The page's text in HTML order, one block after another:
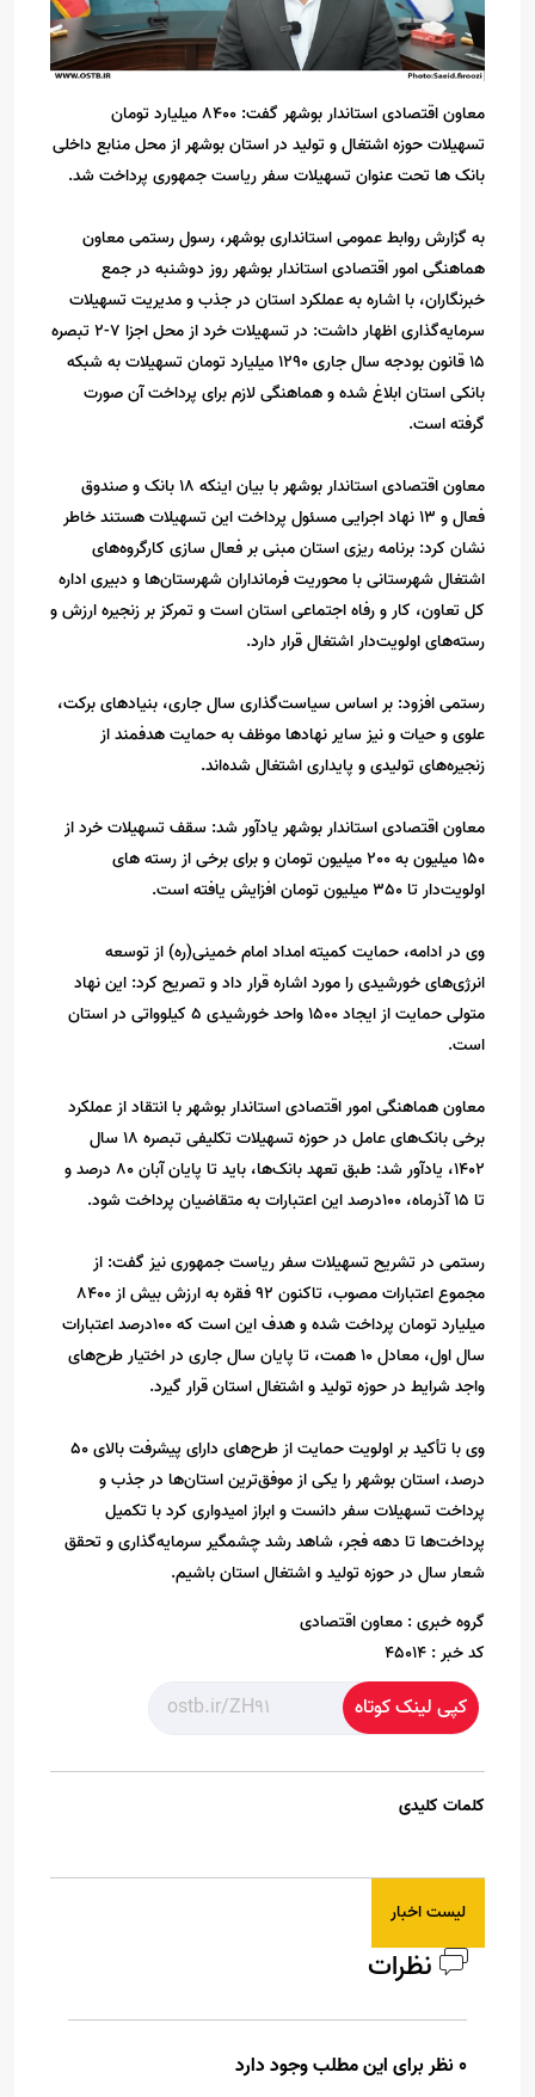
معاون اقتصادی استاندار بوشهر گفت: ۸۴۰۰ میلیارد تومان
تسهیلات حوزه اشتغال و تولید در استان بوشهر از محل منابع داخلی
بانک ها تحت عنوان تسهیلات سفر ریاست جمهوری پرداخت شد.
به گزارش روابط عمومی استانداری بوشهر، رسول رستمی معاون
هماهنگی امور اقتصادی استاندار بوشهر روز دوشنبه در جمع
خبرنگاران، با اشاره به عملکرد استان در جذب و مدیریت تسهیلات
سرمایه‌گذاری اظهار داشت: در تسهیلات خرد از محل اجزا ۷-۲ تبصره
۱۵ قانون بودجه سال جاری 1290 میلیارد تومان تسهیلات به شبکه
بانکی استان ابلاغ شده و هماهنگی لازم برای پرداخت آن صورت
گرفته است.
معاون اقتصادی استاندار بوشهر با بیان اینکه 18 بانک و صندوق
فعال و 13 نهاد اجرایی مسئول پرداخت این تسهیلات هستند خاطر
نشان کرد: برنامه ریزی استان مبنی بر فعال سازی کارگروه‌های
اشتغال شهرستانی با محوریت فرمانداران شهرستان‌ها و دبیری اداره
کل تعاون، کار و رفاه اجتماعی استان است و تمرکز بر زنجیره ارزش و
رسته‌های اولویت‌دار اشتغال قرار دارد.
رستمی افزود: بر اساس سیاست‌گذاری سال جاری، بنیادهای برکت،
علوی و حیات و نیز سایر نهادها موظف به حمایت هدفمند از
زنجیره‌های تولیدی و پایداری اشتغال شده‌اند.
معاون اقتصادی استاندار بوشهر یادآور شد: سقف تسهیلات خرد از
150 میلیون به 200 میلیون تومان و برای برخی از رسته های
اولویت‌دار تا 350 میلیون تومان افزایش یافته است.
وی در ادامه، حمایت کمیته امداد امام خمینی(ره) از توسعه
انرژی‌های خورشیدی را مورد اشاره قرار داد و تصریح کرد: این نهاد
متولی حمایت از ایجاد 1500 واحد خورشیدی 5 کیلوواتی در استان
است.
معاون هماهنگی امور اقتصادی استاندار بوشهر با انتقاد از عملکرد
برخی بانک‌های عامل در حوزه تسهیلات تکلیفی تبصره 18 سال
1402، یادآور شد: طبق تعهد بانک‌ها، باید تا پایان آبان 80 درصد و
تا 15 آذرماه، 100درصد این اعتبارات به متقاضیان پرداخت شود.
رستمی در تشریح تسهیلات سفر ریاست جمهوری نیز گفت: از
مجموع اعتبارات مصوب، تاکنون 92 فقره به ارزش بیش از 8400
میلیارد تومان پرداخت شده و هدف این است که 100درصد اعتبارات
سال اول، معادل 10 همت، تا پایان سال جاری در اختیار طرح‌های
واجد شرایط در حوزه تولید و اشتغال استان قرار گیرد.
وی با تأکید بر اولویت حمایت از طرح‌های دارای پیشرفت بالای 50
درصد، استان بوشهر را یکی از موفق‌ترین استان‌ها در جذب و
پرداخت تسهیلات سفر دانست و ابراز امیدواری کرد با تکمیل
پرداخت‌ها تا دهه فجر، شاهد رشد چشمگیر سرمایه‌گذاری و تحقق
شعار سال در حوزه تولید و اشتغال استان باشیم.
گروه خبری : معاون اقتصادی
کد خبر : 45014
کپی لینک کوتاه
کلمات کلیدی
لیست اخبار
نظرات
0 نظر برای این مطلب وجود دارد